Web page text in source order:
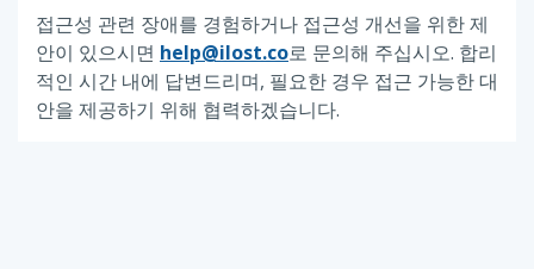
접근성 관련 장애를 경험하거나 접근성 개선을 위한 제
안이 있으시면 help@ilost.co로 문의해 주십시오. 합리
적인 시간 내에 답변드리며, 필요한 경우 접근 가능한 대
안을 제공하기 위해 협력하겠습니다.